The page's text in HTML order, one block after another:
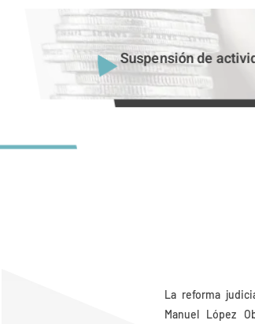
Suspensión de
La reforma
Manuel López